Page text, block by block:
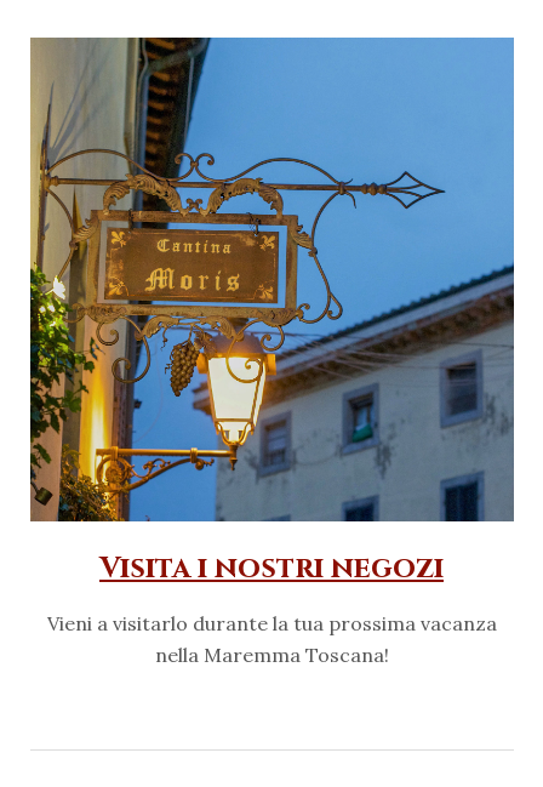
Visita i nostri negozi
Vieni a visitarlo durante la tua prossima vacanza
nella Maremma Toscana!